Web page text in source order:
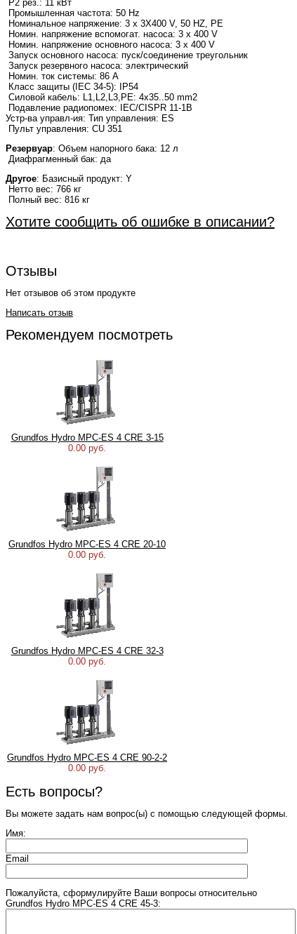
P2 рез.: 11 кВт
Промышленная частота: 50 Hz
Номинальное напряжение: 3 x 3X400 V, 50 HZ, PE
Номин. напряжение вспомогат. насоса: 3 x 400 V
Номин. напряжение основного насоса: 3 x 400 V
Запуск основного насоса: пуск/соединение треугольник
Запуск резервного насоса: электрический
Номин. ток системы: 86 A
Класс защиты (IEC 34-5): IP54
Силовой кабель: L1,L2,L3,PE: 4x35..50 mm2
Подавление радиопомех: IEC/CISPR 11-1B
Устр-ва управл-ия: Тип управления: ES
Пульт управления: CU 351
Резервуар: Объем напорного бака: 12 л
Диафрагменный бак: да
Другое: Базисный продукт: Y
Нетто вес: 766 кг
Полный вес: 816 кг
Хотите сообщить об ошибке в описании?
Отзывы
Нет отзывов об этом продукте
Написать отзыв
Рекомендуем посмотреть
Grundfos Hydro MPC-ES 4 CRE 3-15
0.00 руб.
Grundfos Hydro MPC-ES 4 CRE 20-10
0.00 руб.
Grundfos Hydro MPC-ES 4 CRE 32-3
0.00 руб.
Grundfos Hydro MPC-ES 4 CRE 90-2-2
0.00 руб.
Есть вопросы?
Вы можете задать нам вопрос(ы) с помощью следующей формы.
Имя:
Email
Пожалуйста, сформулируйте Ваши вопросы относительно
Grundfos Hydro MPC-ES 4 CRE 45-3: